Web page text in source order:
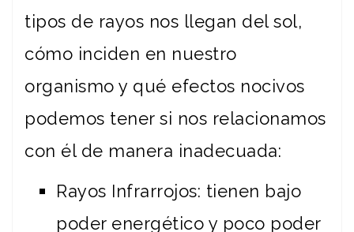
tipos de rayos nos llegan del sol,
cómo inciden en nuestro
organismo y qué efectos nocivos
podemos tener si nos relacionamos
con él de manera inadecuada:
Rayos Infrarrojos: tienen bajo
poder energético y poco poder